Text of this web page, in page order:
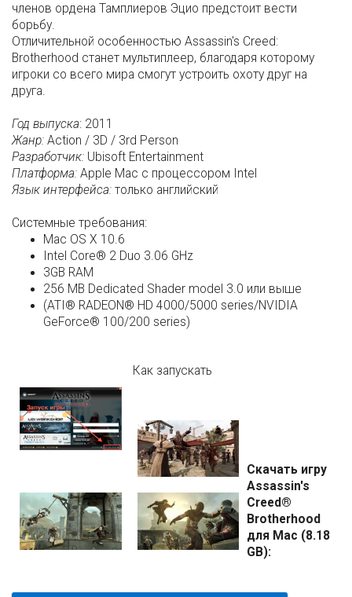
членов ордена Тамплиеров Эцио предстоит вести
борьбу.
Отличительной особенностью Assassin's Creed:
Brotherhood станет мультиплеер, благодаря которому
игроки со всего мира смогут устроить охоту друг на
друга.
Год выпуска: 2011
Жанр: Action / 3D / 3rd Person
Разработчик: Ubisoft Entertainment
Платформа: Apple Mac с процессором Intel
Язык интерфейса: только английский
Системные требования:
Mac OS X 10.6
Intel Core® 2 Duo 3.06 GHz
3GB RAM
256 MB Dedicated Shader model 3.0 или выше
(ATI® RADEON® HD 4000/5000 series/NVIDIA
GeForce® 100/200 series)
Как запускать
Скачать игру
Assassin's
Creed®
Brotherhood
для Mac (8.18
GB):